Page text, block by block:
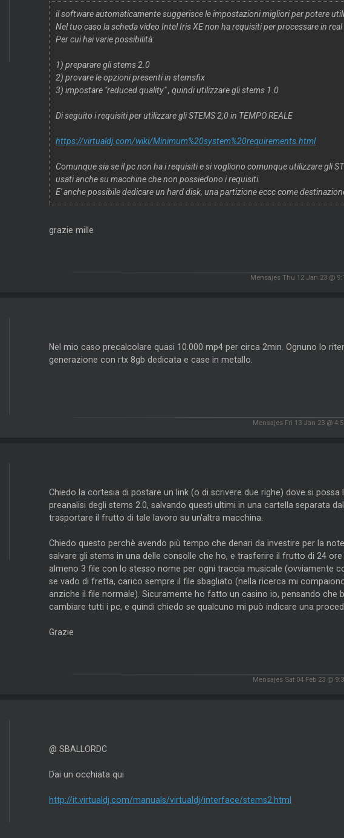
il software automaticamente suggerisce le impostazioni migliori per potere
Nel tuo caso la scheda video Intel Iris XE non ha requisiti per processare in
Per cui hai varie possibilità:
1) preparare gli stems 2.0
2) provare le opzioni presenti in stemsfix
3) impostare "reduced quality" , quindi utilizzare gli stems 1.0
Di seguito i requisiti per utilizzare gli STEMS 2,0 in TEMPO REALE
https://virtualdj.com/wiki/Minimum%20system%20requirements.html
Comunque sia se il pc non ha i requisiti e si vogliono comunque utilizzare gli
usati anche su macchine che non possiedono i requisiti.
E' anche possibile dedicare un hard disk, una partizione eccc come
grazie mille
Mensajes Thu 12 Jan 23 @
Nel mio caso precalcolare quasi 10.000 mp4 per circa 2min. Ognuno lo
generazione con rtx 8gb dedicata e case in metallo.
Mensajes Fri 13 Jan 23 @
Chiedo la cortesia di postare un link (o di scrivere due righe) dove si
preanalisi degli stems 2.0, salvando questi ultimi in una cartella separata
trasportare il frutto di tale lavoro su un'altra macchina.
Chiedo questo perchè avendo più tempo che denari da investire per la
salvare gli stems in una delle consolle che ho, e trasferire il frutto di 24
almeno 3 file con lo stesso nome per ogni traccia musicale (ovviamente
se vado di fretta, carico sempre il file sbagliato (nella ricerca mi
anziche il file normale). Sicuramente ho fatto un casino io, pensando che
cambiare tutti i pc, e quindi chiedo se qualcuno mi può indicare una
Grazie
Mensajes Sat 04 Feb 23 @
@ SBALLORDC
Dai un occhiata qui
http://it.virtualdj.com/manuals/virtualdj/interface/stems2.html